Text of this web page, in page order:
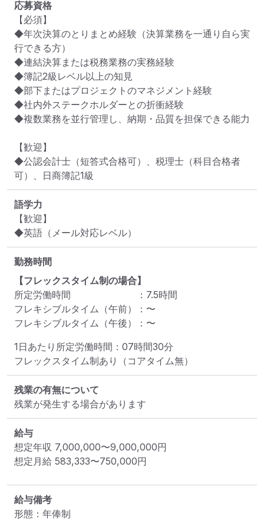
応募資格
【必須】
◆年次決算のとりまとめ経験（決算業務を一通り自ら実
行できる方）
◆連結決算または税務業務の実務経験
◆簿記2級レベル以上の知見
◆部下またはプロジェクトのマネジメント経験
◆社内外ステークホルダーとの折衝経験
◆複数業務を並行管理し、納期・品質を担保できる能力
【歓迎】
◆公認会計士（短答式合格可）、税理士（科目合格者
可）、日商簿記1級
語学力
【歓迎】
◆英語（メール対応レベル）
勤務時間
【フレックスタイム制の場合】
所定労働時間
： 7.5時間
フレキシブルタイム（午前）
： 〜
フレキシブルタイム（午後）
： 〜
1日あたり所定労働時間：07時間30分
フレックスタイム制あり（コアタイム無）
残業の有無について
残業が発生する場合があります
給与
想定年収 7,000,000〜9,000,000円
想定月給 583,333〜750,000円
給与備考
形態：年俸制